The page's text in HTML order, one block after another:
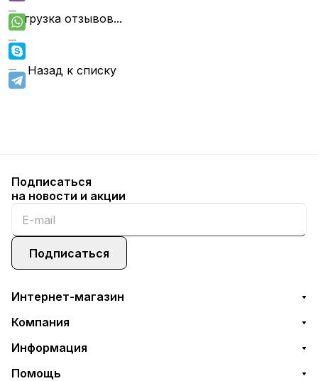
Загрузка отзывов...
Назад к списку
Подписаться
на новости и акции
Подписаться
Интернет-магазин
Компания
Информация
Помощь